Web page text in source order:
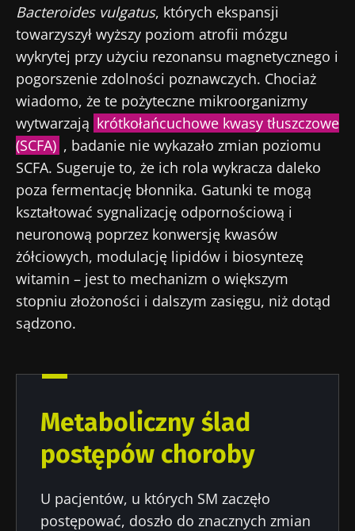
Bacteroides vulgatus, których ekspansji
towarzyszył wyższy poziom atrofii mózgu
wykrytej przy użyciu rezonansu magnetycznego i
pogorszenie zdolności poznawczych. Chociaż
wiadomo, że te pożyteczne mikroorganizmy
wytwarzają krótkołańcuchowe kwasy tłuszczowe
(SCFA) , badanie nie wykazało zmian poziomu
SCFA. Sugeruje to, że ich rola wykracza daleko
poza fermentację błonnika. Gatunki te mogą
kształtować sygnalizację odpornościową i
neuronową poprzez konwersję kwasów
żółciowych, modulację lipidów i biosyntezę
witamin – jest to mechanizm o większym
stopniu złożoności i dalszym zasięgu, niż dotąd
sądzono.
Metaboliczny ślad
postępów choroby
U pacjentów, u których SM zaczęło
postępować, doszło do znacznych zmian